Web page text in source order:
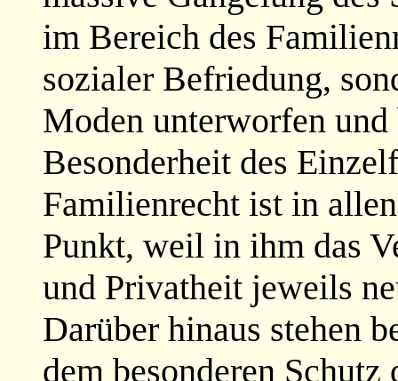
im Bereich des
sozialer Befriedung,
Moden unterworfen
Besonderheit des
Familienrecht ist in
Punkt, weil in ihm das
und Privatheit jeweils
Darüber hinaus stehen
dem besonderen Schutz